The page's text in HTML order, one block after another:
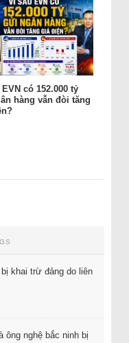
có 152.000 tỷ
hàng vẫn đòi tăng
khai trừ đảng do liên
ông nghệ bắc ninh bị